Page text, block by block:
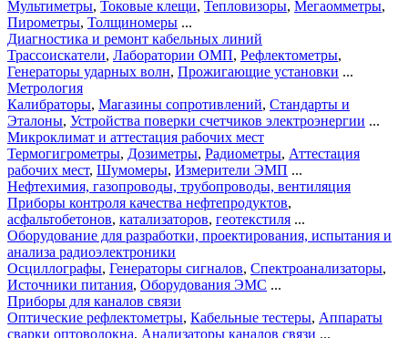
Мультиметры, Токовые клещи, Тепловизоры, Мегаомметры,
Пирометры, Толщиномеры ...
Диагностика и ремонт кабельных линий
Трассоискатели, Лаборатории ОМП, Рефлектометры,
Генераторы ударных волн, Прожигающие установки ...
Метрология
Калибраторы, Магазины сопротивлений, Стандарты и
Эталоны, Устройства поверки счетчиков электроэнергии ...
Микроклимат и аттестация рабочих мест
Термогигрометры, Дозиметры, Радиометры, Аттестация
рабочих мест, Шумомеры, Измерители ЭМП ...
Нефтехимия, газопроводы, трубопроводы, вентиляция
Приборы контроля качества нефтепродуктов,
асфальтобетонов, катализаторов, геотекстиля ...
Оборудование для разработки, проектирования, испытания и
анализа радиоэлектроники
Осциллографы, Генераторы сигналов, Спектроанализаторы,
Источники питания, Оборудования ЭМС ...
Приборы для каналов связи
Оптические рефлектометры, Кабельные тестеры, Аппараты
сварки оптоволокна, Анализаторы каналов связи ...